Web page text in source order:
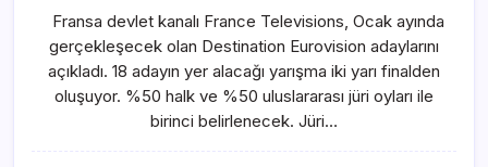
Fransa devlet kanalı France Televisions, Ocak ayında
gerçekleşecek olan Destination Eurovision adaylarını
açıkladı. 18 adayın yer alacağı yarışma iki yarı finalden
oluşuyor. %50 halk ve %50 uluslararası jüri oyları ile
birinci belirlenecek. Jüri…